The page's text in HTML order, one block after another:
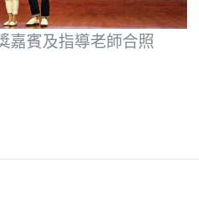
嘉賓及指導老師合照